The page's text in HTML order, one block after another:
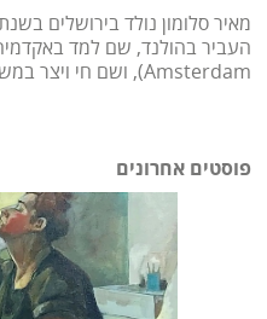
Amsterdam), ושם חי ויצר במשך 3...
פוסטים אחרונים